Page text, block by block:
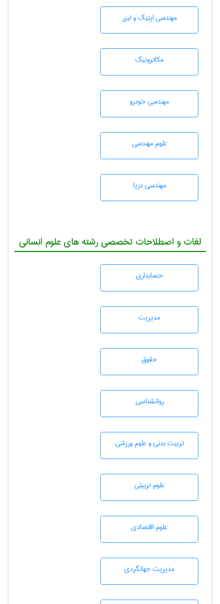
مهندسی اپتیک و لیزر
مکاترونیک
مهندسی خودرو
علوم مهندسی
مهندسی دریا
لغات و اصطلاحات تخصصی رشته های علوم انسانی
حسابداری
مديريت
حقوق
روانشناسی
تربيت بدنی و علوم ورزشی
علوم تربيتی
علوم اقتصادی
مديريت جهانگردی